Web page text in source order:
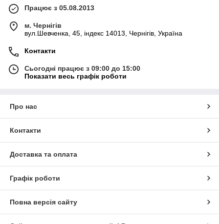
Працює з 05.08.2013
м. Чернігів
вул.Шевченка, 45, індекс 14013, Чернігів, Україна
Контакти
Сьогодні працює з 09:00 до 15:00
Показати весь графік роботи
Про нас
Контакти
Доставка та оплата
Графік роботи
Повна версія сайту